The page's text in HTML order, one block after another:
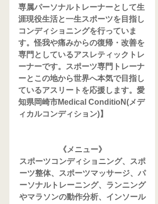
専属パーソナルトレーナーとして生
涯現役生活と一生スポーツを目指し
コンディショニングを行っていま
す。怪我や痛みからの復帰・改善を
専門としているアスレティックトレ
ーナーです。スポーツ専門トレーナ
ーとこの地から世界へ本気で目指し
ているアスリートを応援します。愛
知県岡崎市Medical ConditioN(メデ
ィカルコンディション)】
《メニュー》
スポーツコンディショニング、スポ
ーツ整体、スポーツマッサージ、パ
ーソナルトレーニング、ランニング
やマラソンの動作分析、インソール